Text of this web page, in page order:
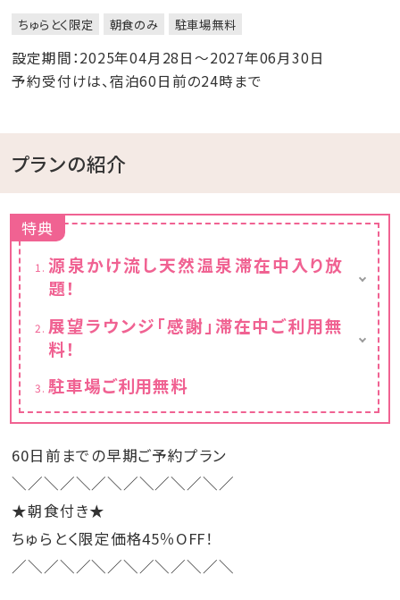
ちゅらとく限定 朝食のみ 駐車場無料
設定期間：2025年04月28日～2027年06月30日
予約受付けは、宿泊60日前の24時まで
プランの紹介
特典
源泉かけ流し天然温泉滞在中入り放
題！
でご利用いただけます。
展望ラウンジ「感謝」滞在中ご利用無
料！
※チェックイン15:00～チェックアウト11:00ま
でご利用いただけます。
駐車場ご利用無料
60日前までの早期ご予約プラン
＼／＼／＼／＼／＼／＼／＼／
★朝食付き★
ちゅらとく限定価格45％OFF！
／＼／＼／＼／＼／＼／＼／＼